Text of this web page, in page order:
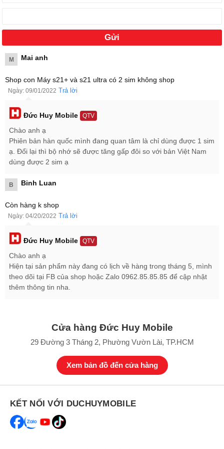
Cảm biến vân tay Samsung Galaxy S21 Plus 5G Hàn Quốc Cũ ẩn
bên trong màn hình tương tự như người anh em Samsung Galaxy
S21 Ultra 5G 256GB cũ
phá
Galaxy S21 Plus 5G Hàn Quốc Cũ
Camera chính góc rộng độ phân giải 12 MP, camera góc siêu rộng
độ phân giải 12 MP, và camera tele siêu zoom 3x độ phân giải 64
MP, tích hợ công nghệ AI tự động điều chỉnh tất cả để tạo ra ảnh
chụp chất lượng tốt nhất. Đồng thời, camera của Samsung Galaxy
S21+ 5G Hàn Quốc Cũ còn có khả năng quay video chất lượng 8K
tạo nên thước phim đạt chuẩn điện ảnh ngay trên smartphone nhỏ
gọn.
Khả năng Zoom lên đến 30X của Galaxy S21 Plus 5G 128GB cũ
M Mai anh
Shop con Máy s21+ và s21 ultra có 2 sim không shop
Ngày: 09/01/2022 Trả lời
Đức Huy Mobile QTV
Chào anh ạ
Phiên bản hàn quốc mình đang quan tâm là chỉ dùng được 1 sim
ạ. Đổi lại thì bộ nhớ sẽ được tăng gấp đôi so với bản Việt Nam
dùng được 2 sim ạ
B Binh Luan
Còn hàng k shop
Ngày: 04/20/2022 Trả lời
Đức Huy Mobile QTV
Chào anh ạ
Hiện tại sản phẩm này đang có lịch về hàng trong tháng 5, mình
theo dõi tại FB của shop hoặc Zalo 0962.85.85.85 để cập nhật
thêm thông tin nha.
Cửa hàng Đức Huy Mobile
29 Đường 3 Tháng 2, Phường Vườn Lài, TP.HCM
Xem bản đồ đến cửa hàng
KẾT NỐI VỚI DUCHUYMOBILE